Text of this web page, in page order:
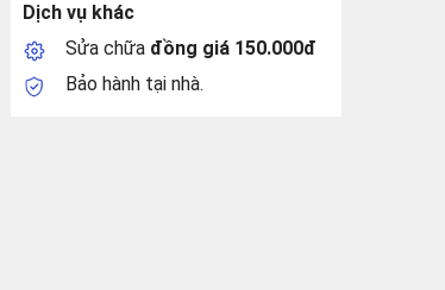
Dịch vụ khác
Sửa chữa đồng giá 150.000đ
Bảo hành tại nhà.